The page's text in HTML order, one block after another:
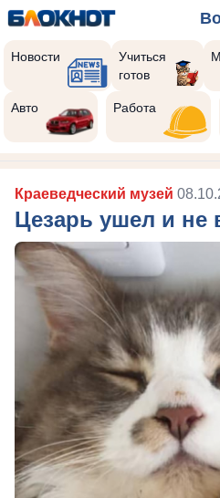
Новости
Учиться
готов
Авто Работа
Краеведческий музей
Цезарь ушел и не